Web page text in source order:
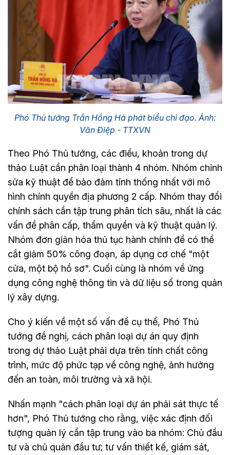
Phó Thủ tướng Trần Hồng Hà phát biểu chỉ đạo. Ảnh:
Văn Điệp - TTXVN
Theo Phó Thủ tướng, các điều, khoản trong dự
thảo Luật cần phân loại thành 4 nhóm. Nhóm chỉnh
sửa kỹ thuật để bảo đảm tính thống nhất với mô
hình chính quyền địa phương 2 cấp. Nhóm thay đổi
chính sách cần tập trung phân tích sâu, nhất là các
vấn đề phân cấp, thẩm quyền và kỹ thuật quản lý.
Nhóm đơn giản hóa thủ tục hành chính để có thể
cắt giảm 50% công đoạn, áp dụng cơ chế "một
cửa, một bộ hồ sơ". Cuối cùng là nhóm về ứng
dụng công nghệ thông tin và dữ liệu số trong quản
lý xây dựng.
Cho ý kiến về một số vấn đề cụ thể, Phó Thủ
tướng đề nghị, cách phân loại dự án quy định
trong dự thảo Luật phải dựa trên tính chất công
trình, mức độ phức tạp về công nghệ, ảnh hưởng
đến an toàn, môi trường và xã hội.
Nhấn mạnh "cách phân loại dự án phải sát thực tế
hơn", Phó Thủ tướng cho rằng, việc xác định đối
tượng quản lý cần tập trung vào ba nhóm: Chủ đầu
tư và chủ quản đầu tư; tư vấn thiết kế, giám sát,